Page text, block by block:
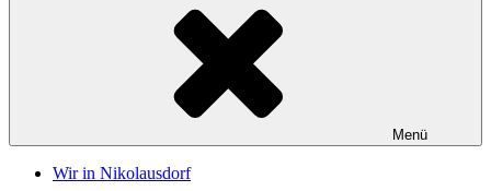
Menü
Wir in Nikolausdorf